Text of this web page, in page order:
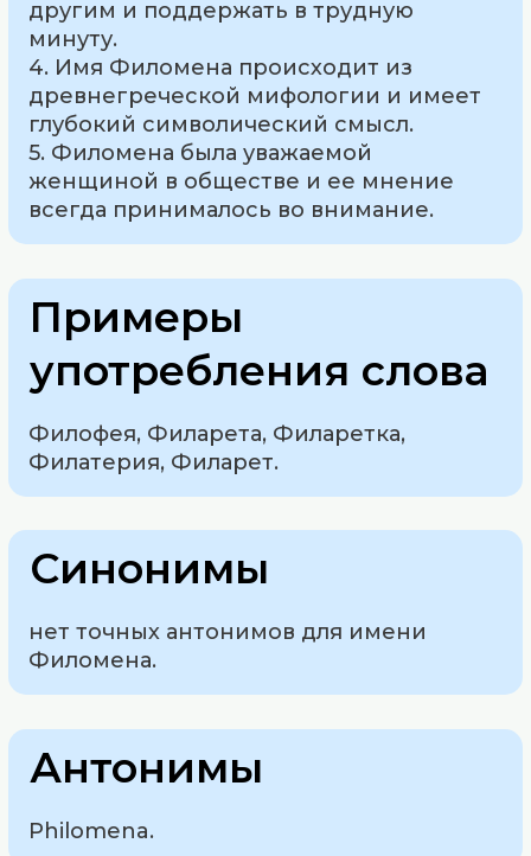
другим и поддержать в трудную
минуту.
4. Имя Филомена происходит из
древнегреческой мифологии и имеет
глубокий символический смысл.
5. Филомена была уважаемой
женщиной в обществе и ее мнение
всегда принималось во внимание.
Примеры
употребления слова
Филофея, Филарета, Филаретка,
Филатерия, Филарет.
Синонимы
нет точных антонимов для имени
Филомена.
Антонимы
Philomena.